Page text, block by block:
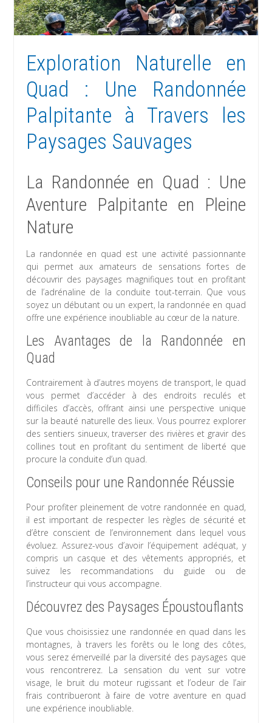
Exploration Naturelle en
Quad : Une Randonnée
Palpitante à Travers les
Paysages Sauvages
La Randonnée en Quad : Une
Aventure Palpitante en Pleine
Nature
La randonnée en quad est une activité passionnante
qui permet aux amateurs de sensations fortes de
découvrir des paysages magnifiques tout en profitant
de l’adrénaline de la conduite tout-terrain. Que vous
soyez un débutant ou un expert, la randonnée en quad
offre une expérience inoubliable au cœur de la nature.
Les Avantages de la Randonnée en
Quad
Contrairement à d’autres moyens de transport, le quad
vous permet d’accéder à des endroits reculés et
difficiles d’accès, offrant ainsi une perspective unique
sur la beauté naturelle des lieux. Vous pourrez explorer
des sentiers sinueux, traverser des rivières et gravir des
collines tout en profitant du sentiment de liberté que
procure la conduite d’un quad.
Conseils pour une Randonnée Réussie
Pour profiter pleinement de votre randonnée en quad,
il est important de respecter les règles de sécurité et
d’être conscient de l’environnement dans lequel vous
évoluez. Assurez-vous d’avoir l’équipement adéquat, y
compris un casque et des vêtements appropriés, et
suivez les recommandations du guide ou de
l’instructeur qui vous accompagne.
Découvrez des Paysages Époustouflants
Que vous choisissiez une randonnée en quad dans les
montagnes, à travers les forêts ou le long des côtes,
vous serez émerveillé par la diversité des paysages que
vous rencontrerez. La sensation du vent sur votre
visage, le bruit du moteur rugissant et l’odeur de l’air
frais contribueront à faire de votre aventure en quad
une expérience inoubliable.